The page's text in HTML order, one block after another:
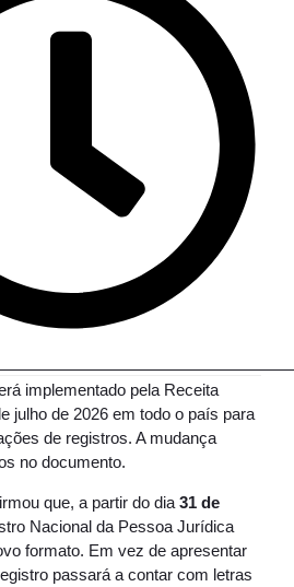
implementado pela Receita
julho de 2026 em todo o país para
de registros. A mudança
no documento.
que, a partir do dia 31 de
Nacional da Pessoa Jurídica
formato. Em vez de apresentar
passará a contar com letras